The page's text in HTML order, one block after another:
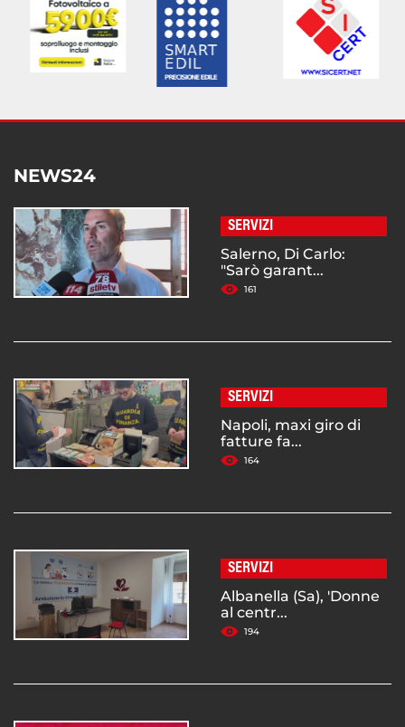
NEWS24
SERVIZI
Salerno, Di Carlo:
"Sarò garant...
161
SERVIZI
Napoli, maxi giro di
fatture fa...
164
SERVIZI
Albanella (Sa), 'Donne
al centr...
194